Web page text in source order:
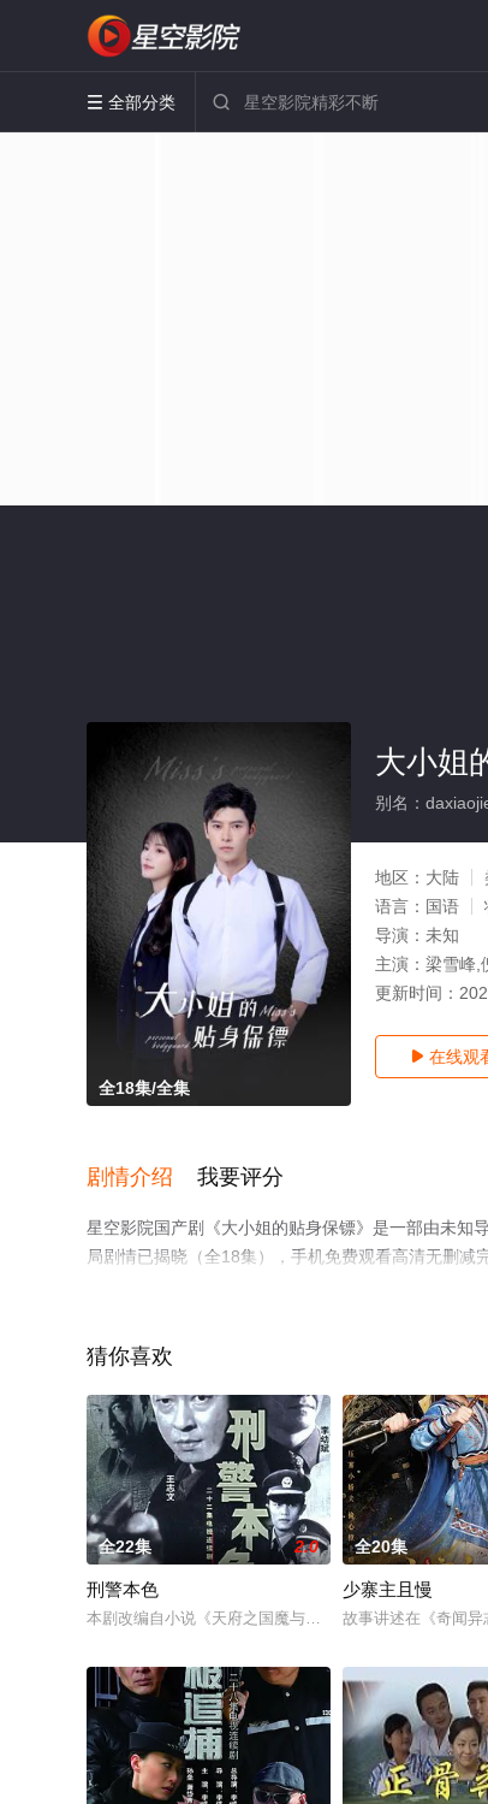
 全部分类 
全18集/全集
大小姐
别名：
地区： 大陆
语言： 国语
导演： 未知
主演： 梁雪峰,
更新时间：
 在线观
剧情介绍 我要评分
星空影院国产剧《大小姐的贴身保镖》是一部由未知
局剧情已揭晓（全18集），手机免费观看高清无删
猜你喜欢
全22集 2.0
刑警本色
本剧改编自小说《天府之国魔与道》。本剧以90年代初，
全20集
少寨主且慢
故事讲述在《奇闻异